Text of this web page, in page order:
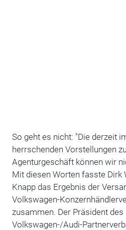
So geht es nicht: "Die derzeit
herrschenden Vorstellungen
Agenturgeschäft können wir
Mit diesen Worten fasste Dirk
Knapp das Ergebnis der
Volkswagen-
zusammen. Der Präsident des
Volkswagen-/Audi-